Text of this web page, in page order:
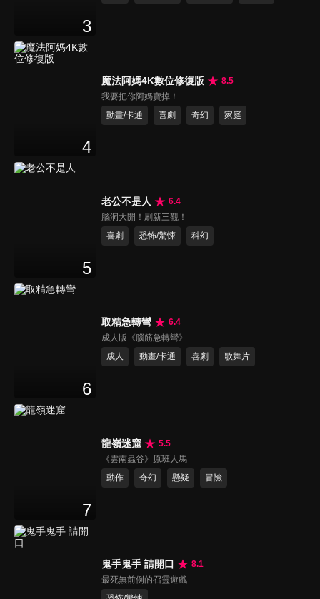
3
4
魔法阿媽4K數位修復版
8.5
我要把你阿媽賣掉！
動畫/卡通
喜劇 奇幻 家庭
5
老公不是人
6.4
腦洞大開！刷新三觀！
喜劇
恐怖/驚悚 科幻
6
取精急轉彎
6.4
成人版《腦筋急轉彎》
成人
動畫/卡通 喜劇 歌舞片
7
龍嶺迷窟
5.5
《雲南蟲谷》原班人馬
動作
奇幻 懸疑 冒險
鬼手鬼手 請開口
8.1
最死無前例的召靈遊戲